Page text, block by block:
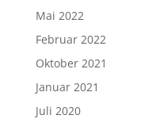
Mai 2022
Februar 2022
Oktober 2021
Januar 2021
Juli 2020